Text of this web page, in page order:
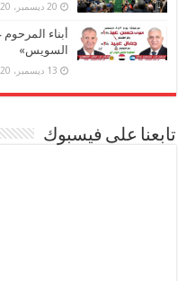
20 ديسمبر، 2020
أبناء
السويس»
13 ديسمبر، 2020
تابعنا على فيسبوك